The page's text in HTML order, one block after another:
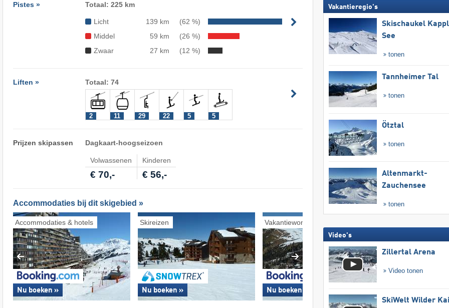
Pistes » Totaal: 225 km
Licht 139 km
(62 %)
Middel
59 km
(26 %)
Zwaar
27 km (12 %)
Liften » Totaal: 74
2 11 29 22 5 5
Prijzen skipassen Dagkaart-hoogseizoen
Volwassenen Kinderen
€ 70,- € 56,-
Accommodaties bij dit skigebied »
Accommodaties & hotels
Nu boeken »
Skireizen
Nu boeken »
Vakantiewoningen
Nu boeken »
Vakantieregio's
Skischaukel
See
tonen
Tannheimer Tal
tonen
Ötztal
tonen
Altenmarkt-
Zauchensee
tonen
Video's
Zillertal Arena
Video tonen
SkiWelt Wilder